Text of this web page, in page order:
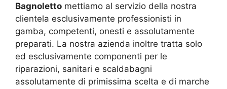
Bagnoletto mettiamo al servizio della nostra
clientela esclusivamente professionisti in
gamba, competenti, onesti e assolutamente
preparati. La nostra azienda inoltre tratta solo
ed esclusivamente componenti per le
riparazioni, sanitari e scaldabagni
assolutamente di primissima scelta e di marche